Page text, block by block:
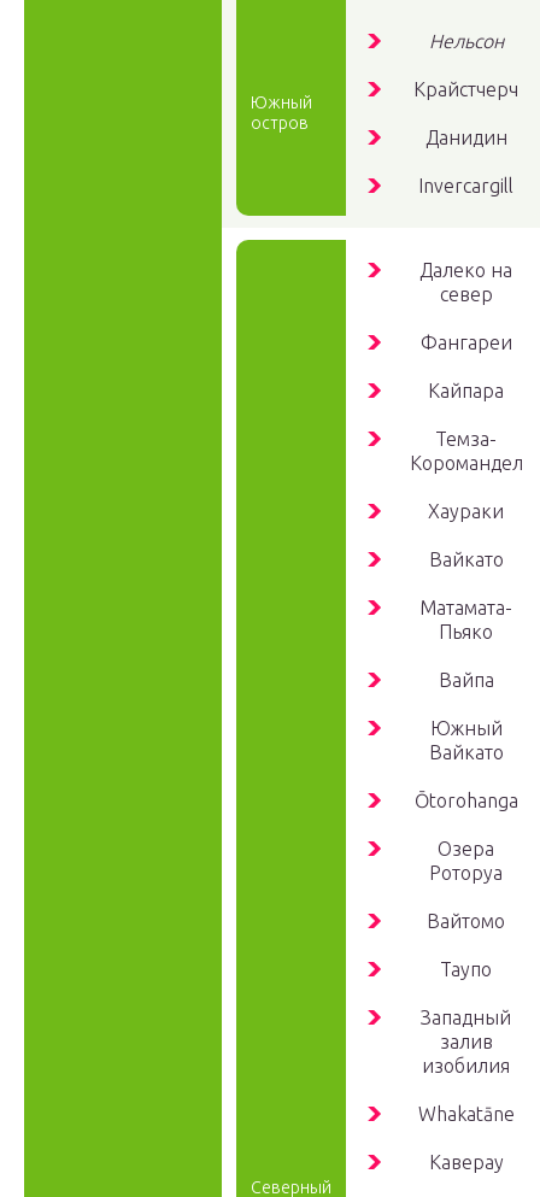
Южный
остров
Нельсон
Крайстчерч
Данидин
Invercargill
Северный
Далеко на
север
Фангареи
Кайпара
Темза-
Коромандел
Хаураки
Вайкато
Матамата-
Пьяко
Вайпа
Южный
Вайкато
Ōtorohanga
Озера
Роторуа
Вайтомо
Таупо
Западный
залив
изобилия
Whakatāne
Каверау